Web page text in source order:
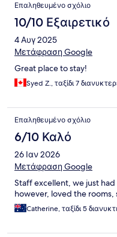
Επαληθευμένο σχόλιο
10/10 Εξαιρετικό
4 Αυγ 2025
Μετάφραση Google
Great place to stay!
Syed Z., ταξίδι 7
Επαληθευμένο σχόλιο
6/10 Καλό
26 Ιαν 2026
Μετάφραση Google
Staff excellent, we just
however, loved the rooms,
Catherine, ταξίδι 5